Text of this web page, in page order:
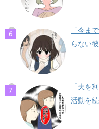
「今ま
らない
「夫を
活動を